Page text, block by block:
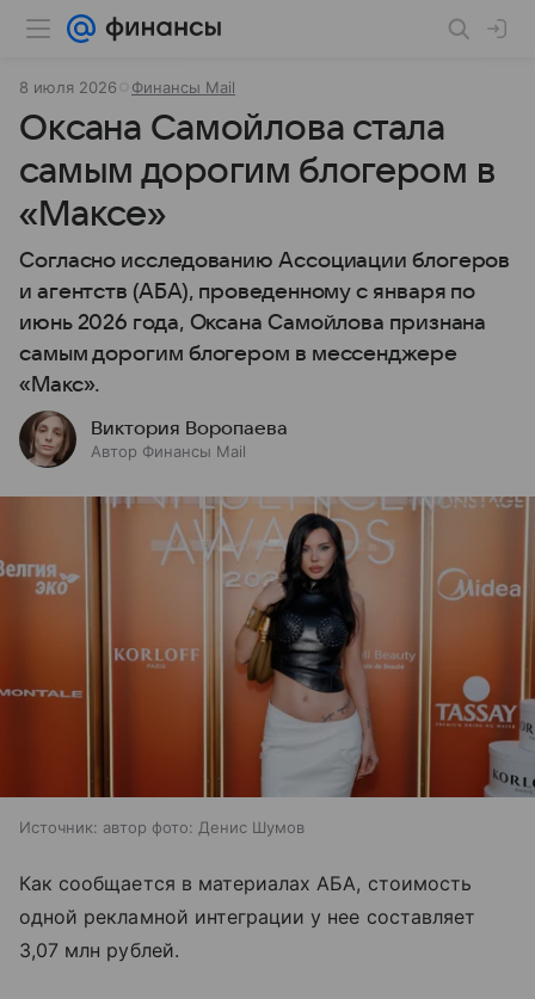
8 июля 2026 Финансы Mail
Оксана Самойлова стала
самым дорогим блогером в
«Максе»
Согласно исследованию Ассоциации блогеров
и агентств (АБА), проведенному с января по
июнь 2026 года, Оксана Самойлова признана
самым дорогим блогером в мессенджере
«Макс».
Виктория Воропаева
Автор Финансы Mail
Источник: автор фото: Денис Шумов
Как сообщается в материалах АБА, стоимость
одной рекламной интеграции у нее составляет
3,07 млн рублей.